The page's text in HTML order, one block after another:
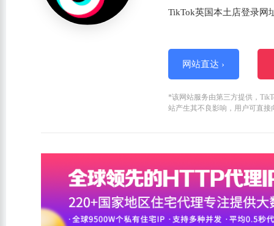
TikTok英国本土店登录网
网站直达 ›
*该网站服务由第三方提供，
站产生其不良影响，用户可直